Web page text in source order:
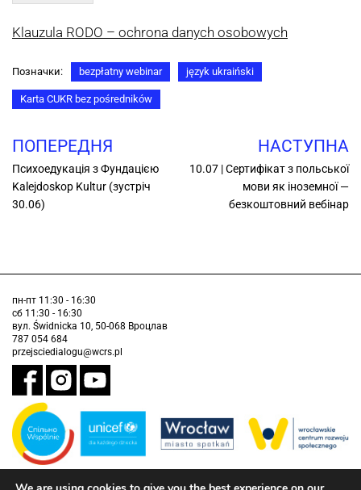
Klauzula RODO – ochrona danych osobowych
Позначки: bezpłatny webinar język ukraiński
Karta CUKR bez pośredników
ПОПЕРЕДНЯ
Психоедукація з Фундацією
Kalejdoskop Kultur (зустріч
30.06)
НАСТУПНА
10.07 | Сертифікат з польської
мови як іноземної —
безкоштовний вебінар
пн-пт 11:30 - 16:30
сб 11:30 - 16:30
вул. Świdnicka 10, 50-068 Вроцлав
787 054 684
przejsciedialogu@wcrs.pl
Завдання виконується муніципалітетом Вроцлава у партнерстві з